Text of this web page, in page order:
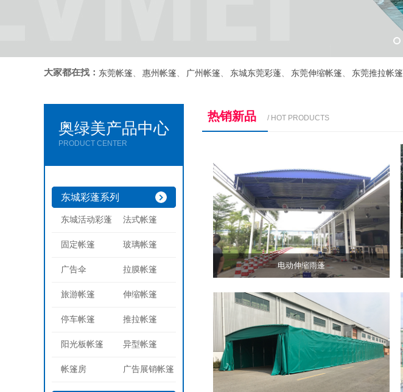
大家都在找： 东莞帐篷、 惠州帐篷、 广州帐篷、 东城东莞彩蓬、 东莞伸缩帐篷、 东莞推拉帐篷
奥绿美产品中心
PRODUCT CENTER
东城彩蓬系列
东城活动彩蓬 法式帐篷
固定帐篷 玻璃帐篷
广告伞 拉膜帐篷
旅游帐篷 伸缩帐篷
停车帐篷 推拉帐篷
阳光板帐篷 异型帐篷
帐篷房 广告展销帐篷
热销新品 / HOT PRODUCTS
电动伸缩雨蓬
电动
伸缩
阳光
半雨
棚
推拉
雨蓬
推拉
帐篷